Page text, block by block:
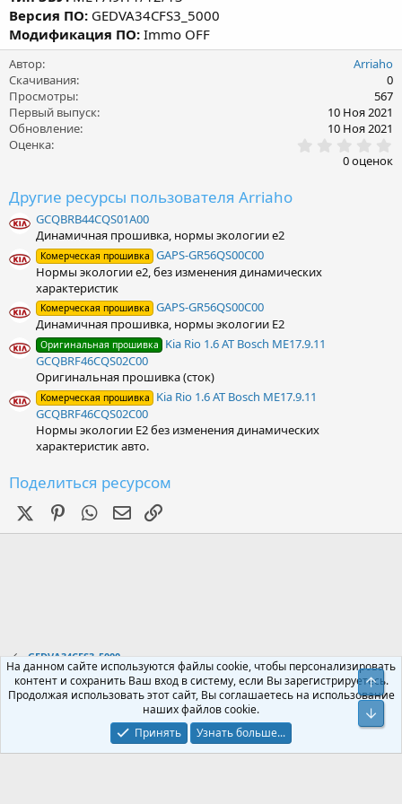
я
Версия ПО: GEDVA34CFS3_5000
Модификация ПО: Immo OFF
Автор
Arriaho
Скачивания
0
Просмотры
567
Первый выпуск
10 Ноя 2021
Обновление
10 Ноя 2021
Оценка
.
0
0 оценок
Другие ресурсы пользователя Arriaho
GCQBRB44CQS01A00
Динамичная прошивка, нормы экологии e2
Комерческая прошивка GAPS-GR56QS00C00
Нормы экологии e2, без изменения динамических
характеристик
Комерческая прошивка GAPS-GR56QS00C00
Динамичная прошивка, нормы экологии Е2
Оригинальная прошивка
Kia Rio 1.6 AT Bosch ME17.9.11
GCQBRF46CQS02C00
Оригинальная прошивка (сток)
Комерческая прошивка
Kia Rio 1.6 AT Bosch ME17.9.11
GCQBRF46CQS02C00
Нормы экологии Е2 без изменения динамических
характеристик авто.
Поделиться ресурсом
X (Twitter)PinterestWhatsAppЭлектронная почта
GEDVA34CFS3_5000
Russian (RU)
Условия и правила
Политика конфиденциальности
Помощь Главная
На данном сайте используются файлы cookie, чтобы персонализировать
контент и сохранить Ваш вход в систему, если Вы зарегистрируетесь.
Продолжая использовать этот сайт, Вы соглашаетесь на использование
наших файлов cookie.
Принять
Узнать больше...